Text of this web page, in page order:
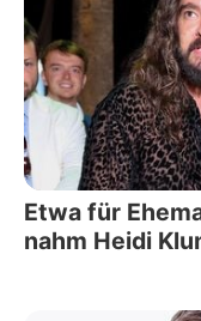
Etwa für
nahm Heidi